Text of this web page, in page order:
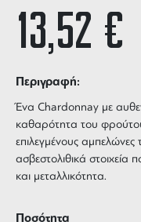
13,52 €
Περιγραφή:
Ένα Chardonnay με
καθαρότητα του
επιλεγμένους
ασβεστολιθικά στοιχεία
και μεταλλικότητα.
Ποσότητα